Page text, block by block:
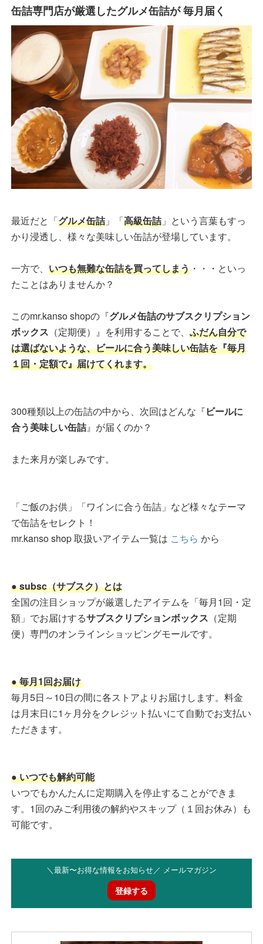
缶詰専門店が厳選したグルメ缶詰が 毎月届く
最近だと「グルメ缶詰 」「高級缶詰 」という言葉もすっ
かり浸透し、様々な美味しい缶詰が登場しています。
一方で、 いつも無難な缶詰を買ってしまう ・・・といっ
たことはありませんか？
このmr.kanso shopの『グルメ缶詰のサブスクリプション
ボックス （定期便）』を利用することで、 ふだん自分で
は選ばないような、ビールに合う美味しい缶詰を『毎月
１回・定額で』届けてくれます。
300種類以上の缶詰の中から、次回はどんな『ビールに
合う美味しい缶詰』が届くのか？
また来月が楽しみです。
「ご飯のお供」「ワインに合う缶詰」など様々なテーマ
で缶詰をセレクト！
mr.kanso shop 取扱いアイテム一覧は こちら から
● subsc（サブスク）とは
全国の注目ショップが厳選したアイテムを「毎月1回・定
額」でお届けするサブスクリプションボックス （定期
便）専門のオンラインショッピングモールです。
● 毎月1回お届け
毎月5日～10日の間に各ストアよりお届けします。料金
は月末日に1ヶ月分をクレジット払いにて自動でお支払い
ただきます。
● いつでも解約可能
いつでもかんたんに定期購入を停止することができま
す。1回のみご利用後の解約やスキップ（１回お休み）も
可能です。
＼最新〜お得な情報をお知らせ／ メールマガジン
登録する